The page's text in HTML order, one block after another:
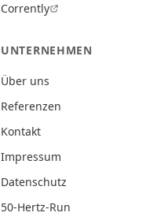
Corrently
UNTERNEHMEN
Über uns
Referenzen
Kontakt
Impressum
Datenschutz
50-Hertz-Run